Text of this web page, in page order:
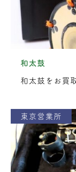
和太鼓
和太鼓をお買
東京営業所